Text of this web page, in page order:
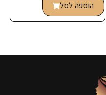
הוספה לסל